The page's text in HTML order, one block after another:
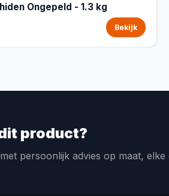
Ongepeld - 1.3 kg
Bekijk
product?
persoonlijk advies op maat,